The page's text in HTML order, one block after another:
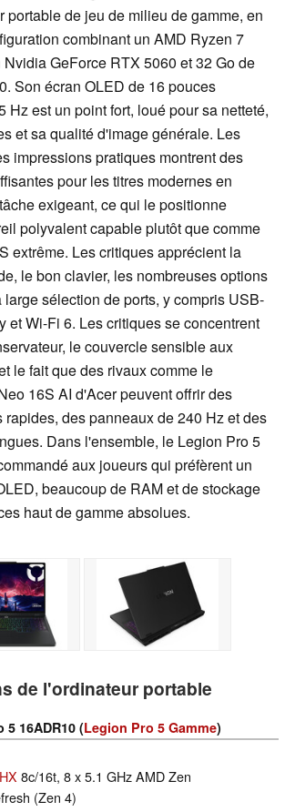
portable de jeu de milieu de gamme, en
combinant un AMD Ryzen 7
GeForce RTX 5060 et 32 Go de
Son écran OLED de 16 pouces
Hz est un point fort, loué pour sa netteté,
et sa qualité d'image générale. Les
impressions pratiques montrent des
pour les titres modernes en
exigeant, ce qui le positionne
polyvalent capable plutôt que comme
extrême. Les critiques apprécient la
le bon clavier, les nombreuses options
sélection de ports, y compris USB-
et Wi-Fi 6. Les critiques se concentrent
le couvercle sensible aux
le fait que des rivaux comme le
16S AI d'Acer peuvent offrir des
rapides, des panneaux de 240 Hz et des
Dans l'ensemble, le Legion Pro 5
aux joueurs qui préfèrent un
beaucoup de RAM et de stockage
haut de gamme absolues.
de l'ordinateur portable
16ADR10 (Legion Pro 5 Gamme)
8c/16t, 8 x 5.1 GHz AMD Zen
(Zen 4)